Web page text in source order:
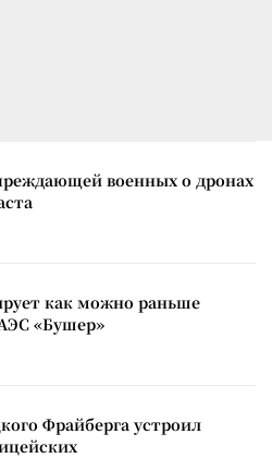
военных о дронах
как можно раньше
«Бушер»
Фрайберга устроил